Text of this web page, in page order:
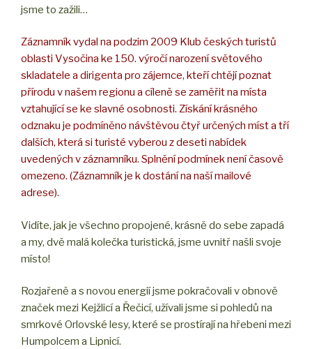
jsme to zažili…
Záznamník vydal na podzim 2009 Klub českých turistů
oblasti Vysočina ke 150. výročí narození světového
skladatele a dirigenta pro zájemce, kteří chtějí poznat
přírodu v našem regionu a cíleně se zaměřit na místa
vztahující se ke slavné osobnosti. Získání krásného
odznaku je podmíněno návštěvou čtyř určených míst a tří
dalších, která si turisté vyberou z deseti nabídek
uvedených v záznamníku. Splnění podmínek není časově
omezeno. (Záznamník je k dostání na naší mailové
adrese).
Vidíte, jak je všechno propojené, krásně do sebe zapadá
a my, dvě malá kolečka turistická, jsme uvnitř našli svoje
místo!
Rozjařeně a s novou energií jsme pokračovali v obnově
značek mezi Kejžlicí a Řečicí, užívali jsme si pohledů na
smrkové Orlovské lesy, které se prostírají na hřebeni mezi
Humpolcem a Lipnicí.